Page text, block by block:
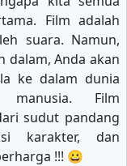
Film adalah
suara. Namun,
dalam, Anda akan
ke dalam dunia
Film
sudut pandang
karakter, dan
!!! 😀